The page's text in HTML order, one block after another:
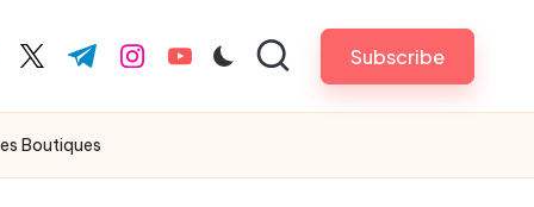
twitter.com
t.me instagram.com
youtube.com Subscribe
Boutiques